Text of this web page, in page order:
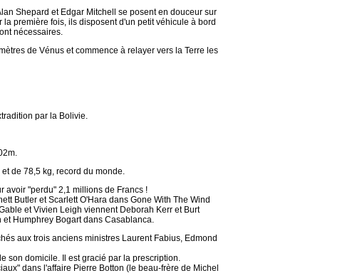
Shepard et Edgar Mitchell se posent en douceur sur
première fois, ils disposent d'un petit véhicule à bord
nécessaires.
de Vénus et commence à relayer vers la Terre les
par la Bolivie.
de 78,5 kg, record du monde.
avoir "perdu" 2,1 millions de Francs !
Butler et Scarlett O'Hara dans Gone With The Wind
et Vivien Leigh viennent Deborah Kerr et Burt
Humphrey Bogart dans Casablanca.
aux trois anciens ministres Laurent Fabius, Edmond
son domicile. Il est gracié par la prescription.
dans l'affaire Pierre Botton (le beau-frère de Michel